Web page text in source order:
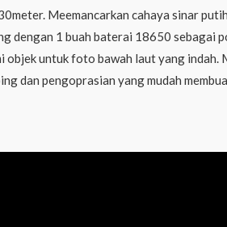
Meemancarkan cahaya sinar
dengan 1 buah baterai 18650 sebagai
untuk foto bawah laut yang
dan pengoprasian yang mudah